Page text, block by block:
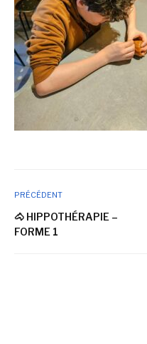
PRÉCÉDENT
🐴 HIPPOTHÉRAPIE –
FORME 1